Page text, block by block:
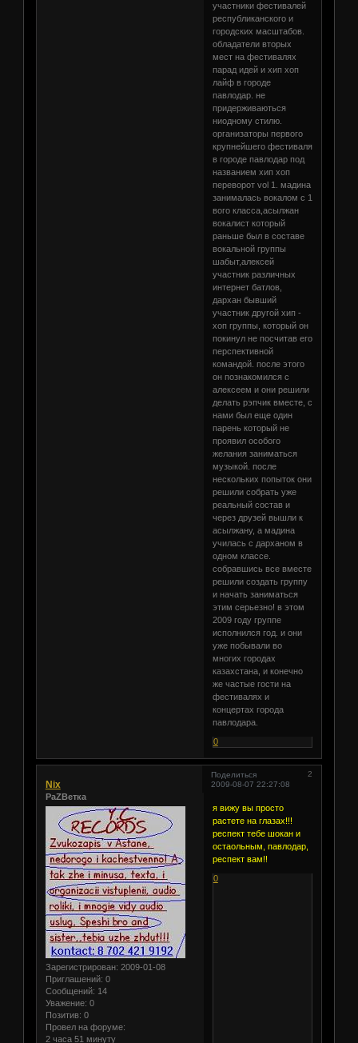
участники фестивалей
республиканского и
городских масштабов.
обладатели вторых
мест на фестивалях
парад идей и хип хоп
лайф в городе
павлодар. не
придерживаються
ниодному стилю.
организаторы первого
крупнейшего фестиваля
в городе павлодар под
названием хип хоп
переворот vol 1. мадина
занималась вокалом с 1
вого класса,асылжан
вокалист который
раньше был в составе
вокальной группы
шабыт,алексей
участник различных
интернет батлов,
дархан бывший
участник другой хип -
хоп группы, который он
покинул не посчитав его
перспективной
командой. после этого
он познакомился с
алексеем и они решили
делать рэпчик вместе, с
нами был еще один
парень который не
проявил особого
желания заниматься
музыкой. после
нескольких попыток они
решили собрать уже
реальный состав и
через друзей вышли к
асылжану, а мадина
училась с дарханом в
одном классе.
собравшись все вместе
решили создать группу
и начать заниматься
этим серьезно! в этом
2009 году группе
исполнился год. и они
уже побывали во
многих городах
казахстана, и конечно
же частые гости на
фестивалях и
концертах города
павлодара.
0
Поделиться
2
2009-08-07 22:27:08
Nix
PaZВетка
Зарегистрирован: 2009-01-08
Приглашений: 0
Сообщений: 14
Уважение: 0
Позитив: 0
Провел на форуме:
2 часа 51 минуту
я вижу вы просто
растете на глазах!!!
респект тебе шокан и
остаольным, павлодар,
респект вам!!
0